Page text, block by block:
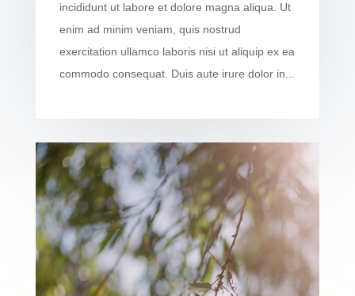
incididunt ut labore et dolore magna aliqua. Ut
enim ad minim veniam, quis nostrud
exercitation ullamco laboris nisi ut aliquip ex ea
commodo consequat. Duis aute irure dolor in...